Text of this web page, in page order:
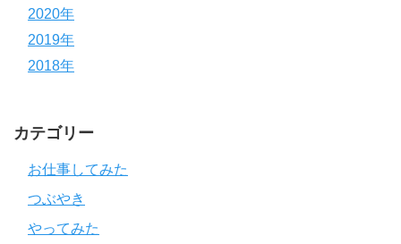
2020年
2019年
2018年
カテゴリー
お仕事してみた
つぶやき
やってみた